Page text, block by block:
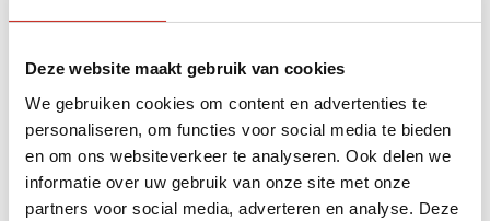
Deze website maakt gebruik van cookies
We gebruiken cookies om content en advertenties te
personaliseren, om functies voor social media te bieden
en om ons websiteverkeer te analyseren. Ook delen we
informatie over uw gebruik van onze site met onze
partners voor social media, adverteren en analyse. Deze
Wij zijn ervan overtuigd dat reizen op een
levert aan een duurzame wereld. Hier laten wij
u zien op welke manieren wij aandacht
schenken aan de impact die onze reizen
hebben op de sociale structuur van lokale
gemeenschappen en op de ecologie van de
aardbol.